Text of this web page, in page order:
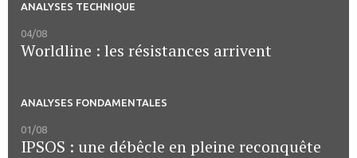
ANALYSES TECHNIQUE
04/08
Worldline : les résistances arrivent
ANALYSES FONDAMENTALES
01/08
IPSOS : une débêcle en pleine reconquête